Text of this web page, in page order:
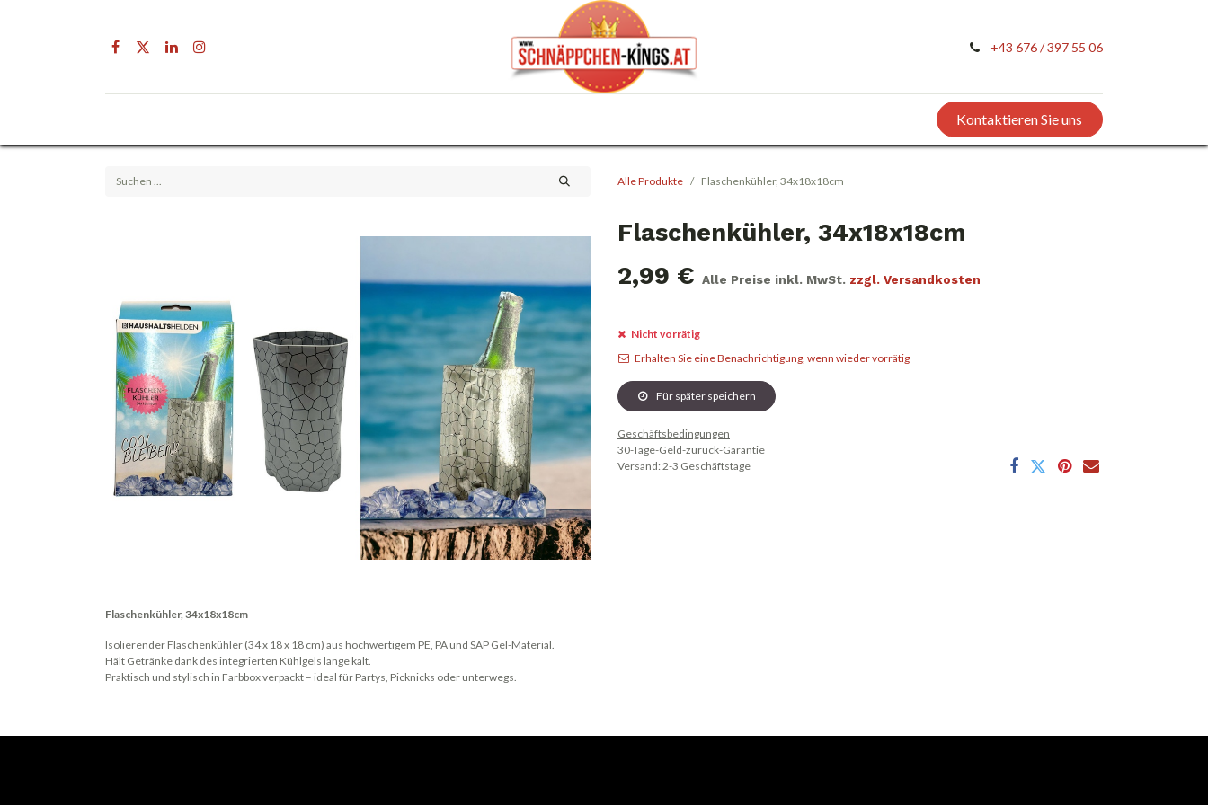
+43 676 / 397 55 06
Kontaktieren Sie uns
Alle Produkte Flaschenkühler, 34x18x18cm
Flaschenkühler, 34x18x18cm
2,99 € Alle Preise inkl. MwSt. zzgl. Versandkosten
Nicht vorrätig
Erhalten Sie eine Benachrichtigung, wenn wieder vorrätig
Für später speichern
Geschäftsbedingungen
30-Tage-Geld-zurück-Garantie
Versand: 2-3 Geschäftstage
Flaschenkühler, 34x18x18cm
Isolierender Flaschenkühler (34 x 18 x 18 cm) aus hochwertigem PE, PA und SAP Gel-Material.
Hält Getränke dank des integrierten Kühlgels lange kalt.
Praktisch und stylisch in Farbbox verpackt – ideal für Partys, Picknicks oder unterwegs.